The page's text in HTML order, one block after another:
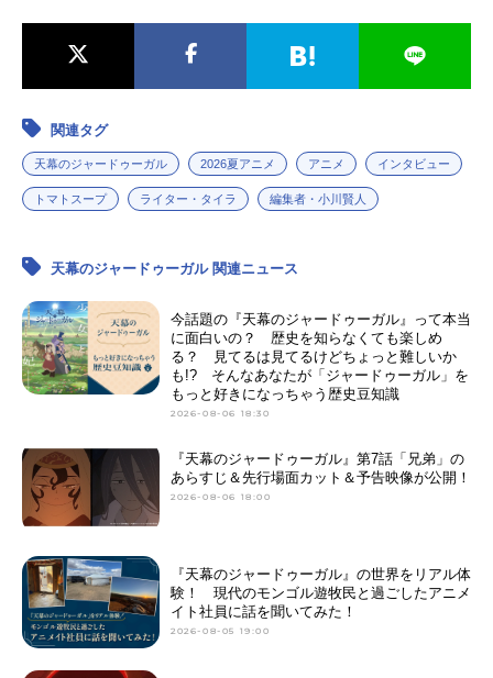
関連タグ
天幕のジャードゥーガル 2026夏アニメ アニメ インタビュー
トマトスープ ライター・タイラ 編集者・小川賢人
天幕のジャードゥーガル 関連ニュース
今話題の『天幕のジャードゥーガル』って本当
に面白いの？ 歴史を知らなくても楽しめ
る？ 見てるは見てるけどちょっと難しいか
も!? そんなあなたが「ジャードゥーガル」を
もっと好きになっちゃう歴史豆知識
2026-08-06 18:30
『天幕のジャードゥーガル』第7話「兄弟」の
あらすじ＆先行場面カット＆予告映像が公開！
2026-08-06 18:00
『天幕のジャードゥーガル』の世界をリアル体
験！ 現代のモンゴル遊牧民と過ごしたアニメ
イト社員に話を聞いてみた！
2026-08-05 19:00